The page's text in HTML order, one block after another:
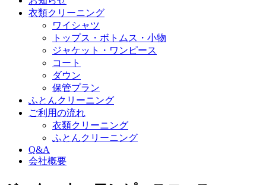
衣類クリーニング
ワイシャツ
トップス・ボトムス・小物
ジャケット・ワンピース
コート
ダウン
保管プラン
ふとんクリーニング
ご利用の流れ
衣類クリーニング
ふとんクリーニング
Q&A
会社概要